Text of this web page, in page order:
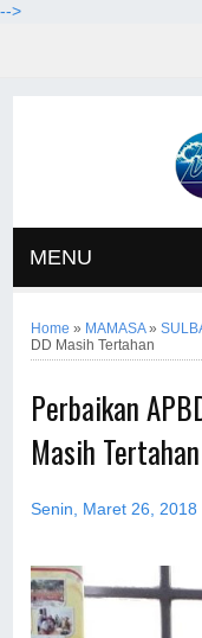
-->
MENU
Home » MAMASA»
DD Masih Tertahan
Perbaikan
Masih Tertahan
Senin, Maret 26, 2018